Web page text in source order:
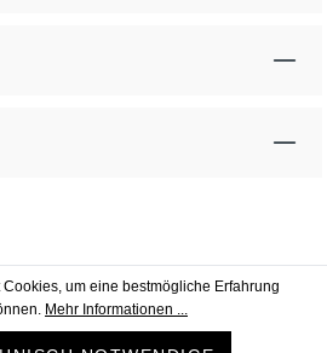
um eine bestmögliche Erfahrung
Mehr Informationen ...